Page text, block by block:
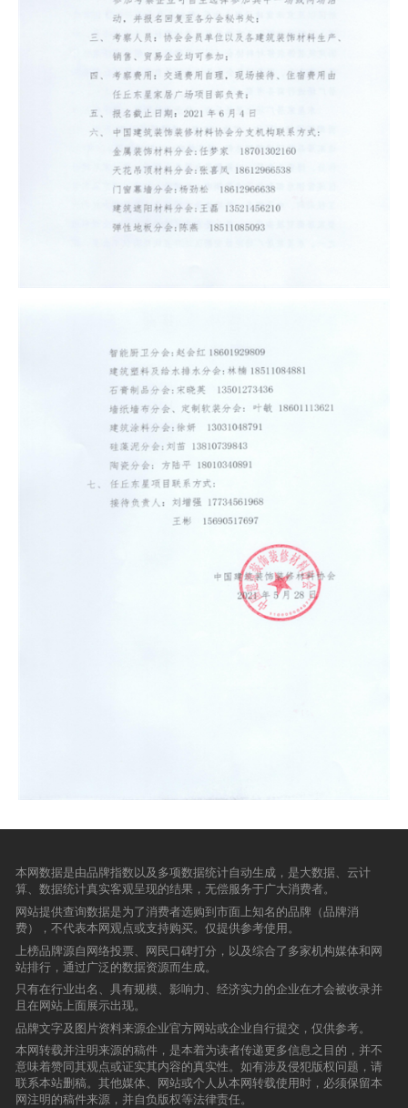
本网数据是由品牌指数以及多项数据统计自动生成，是大数据、云计
算、数据统计真实客观呈现的结果，无偿服务于广大消费者。
网站提供查询数据是为了消费者选购到市面上知名的品牌（品牌消
费），不代表本网观点或支持购买。仅提供参考使用。
上榜品牌源自网络投票、网民口碑打分，以及综合了多家机构媒体和网
站排行，通过广泛的数据资源而生成。
只有在行业出名、具有规模、影响力、经济实力的企业在才会被收录并
且在网站上面展示出现。
品牌文字及图片资料来源企业官方网站或企业自行提交，仅供参考。
本网转载并注明来源的稿件，是本着为读者传递更多信息之目的，并不
意味着赞同其观点或证实其内容的真实性。如有涉及侵犯版权问题，请
联系本站删稿。其他媒体、网站或个人从本网转载使用时，必须保留本
网注明的稿件来源，并自负版权等法律责任。